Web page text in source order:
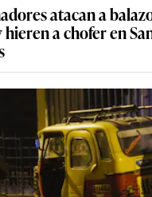
atacan a
a chofer en